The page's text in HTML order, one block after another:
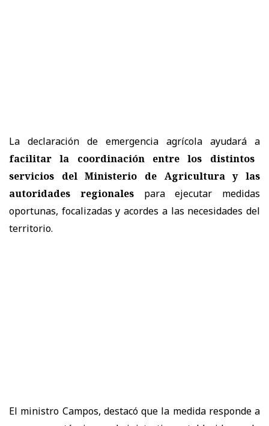
La declaración de emergencia agrícola ayudará a
facilitar la coordinación entre los distintos
servicios del Ministerio de Agricultura y las
autoridades regionalespara ejecutar medidas
oportunas, focalizadas y acordes a las necesidades del
territorio.
El ministro Campos, destacó que la medida responde a